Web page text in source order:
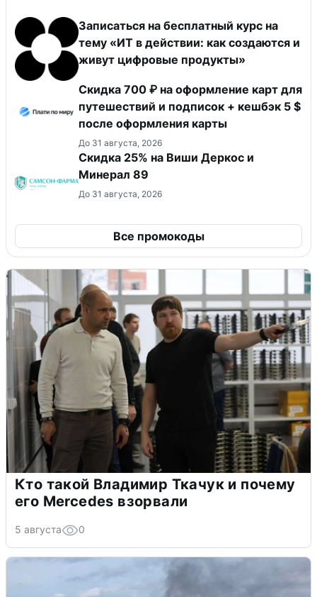
Записаться на бесплатный курс на
тему «ИТ в действии: как создаются и
живут цифровые продукты»
Скидка 700 ₽ на оформление карт для
путешествий и подписок + кешбэк 5 $
после оформления карты
До 31 августа, 2026
Скидка 25% на Виши Деркос и
Минерал 89
До 31 августа, 2026
Все промокоды
Кто такой Владимир Ткачук и почему
его Mercedes взорвали
5 августа 0